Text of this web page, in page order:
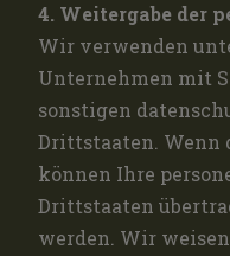
4. Weitergabe der
Wir verwenden
Unternehmen mit
sonstigen
Drittstaaten. Wenn
können Ihre
Drittstaaten
werden. Wir